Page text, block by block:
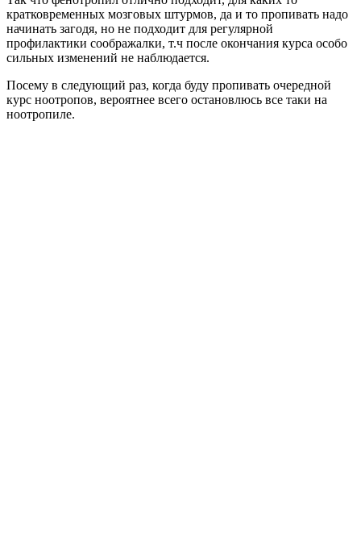
кратковременных мозговых штурмов, да и то пропивать надо
начинать загодя, но не подходит для регулярной
профилактики соображалки, т.ч после окончания курса особо
сильных изменений не наблюдается.
Посему в следующий раз, когда буду пропивать очередной
курс ноотропов, вероятнее всего остановлюсь все таки на
ноотропиле.